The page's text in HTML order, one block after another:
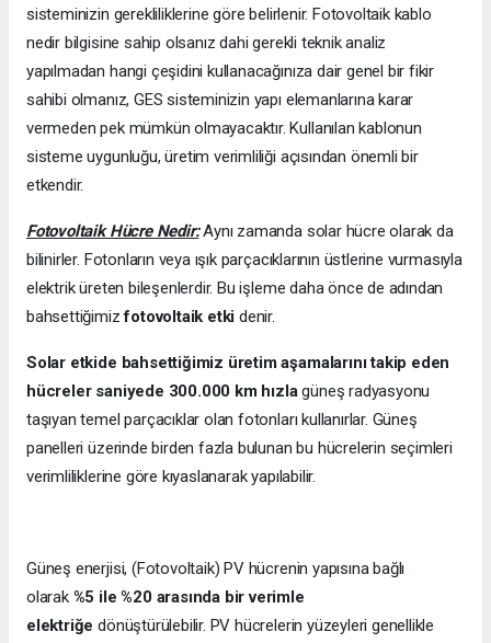
sisteminizin gerekliliklerine göre belirlenir. Fotovoltaik kablo
nedir bilgisine sahip olsanız dahi gerekli teknik analiz
yapılmadan hangi çeşidini kullanacağınıza dair genel bir fikir
sahibi olmanız, GES sisteminizin yapı elemanlarına karar
vermeden pek mümkün olmayacaktır. Kullanılan kablonun
sisteme uygunluğu, üretim verimliliği açısından önemli bir
etkendir.
Fotovoltaik Hücre Nedir:Aynı zamanda solar hücre olarak da
bilinirler. Fotonların veya ışık parçacıklarının üstlerine vurmasıyla
elektrik üreten bileşenlerdir. Bu işleme daha önce de adından
bahsettiğimizfotovoltaik etkidenir.
Solar etkide bahsettiğimiz üretim aşamalarını takip eden
hücreler saniyede 300.000 km hızlagüneş radyasyonu
taşıyan temel parçacıklar olan fotonları kullanırlar. Güneş
panelleri üzerinde birden fazla bulunan bu hücrelerin seçimleri
verimliliklerine göre kıyaslanarak yapılabilir.
Güneş enerjisi, (Fotovoltaik) PV hücrenin yapısına bağlı
olarak %5 ile %20 arasında bir verimle
elektriğedönüştürülebilir. PV hücrelerin yüzeyleri genellikle